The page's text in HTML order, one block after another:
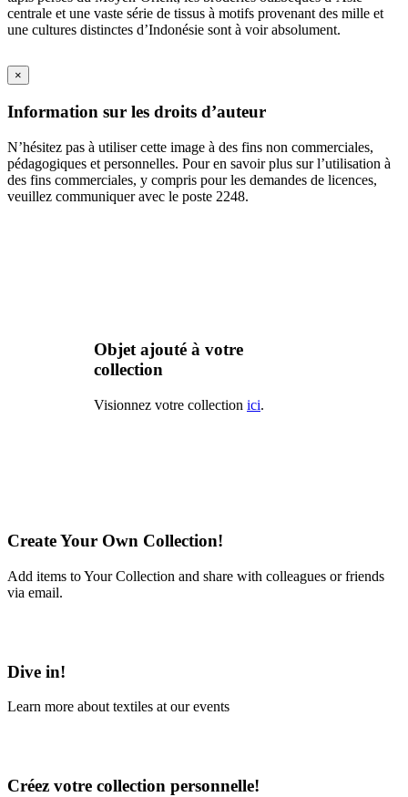
centrale et une vaste série de tissus à motifs provenant des mille et
une cultures distinctes d’Indonésie sont à voir absolument.
×
Information sur les droits d’auteur
N’hésitez pas à utiliser cette image à des fins non commerciales,
pédagogiques et personnelles. Pour en savoir plus sur l’utilisation à
des fins commerciales, y compris pour les demandes de licences,
veuillez communiquer avec le poste 2248.
Objet ajouté à votre
collection
Visionnez votre collection ici.
Create Your Own Collection!
Add items to Your Collection and share with colleagues or friends
via email.
Dive in!
Learn more about textiles at our events
Créez votre collection personnelle!